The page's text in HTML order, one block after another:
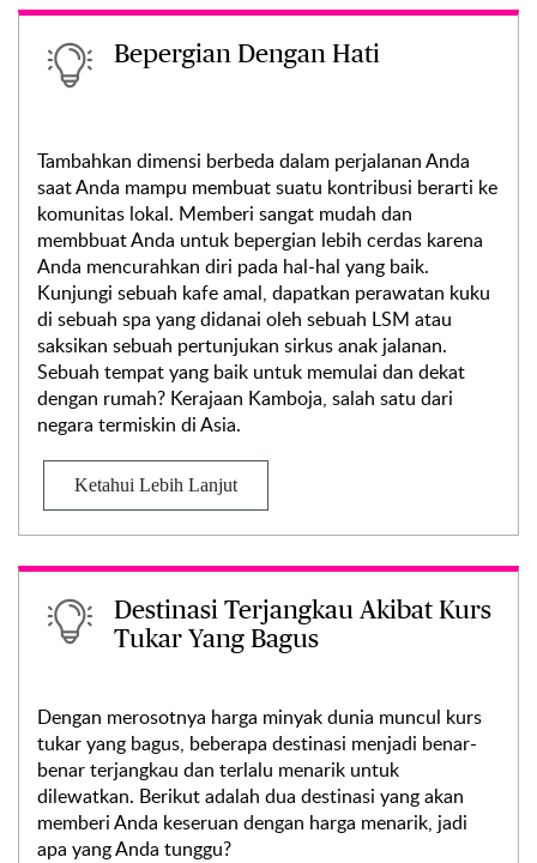
Bepergian Dengan Hati
Tambahkan dimensi berbeda dalam perjalanan Anda
saat Anda mampu membuat suatu kontribusi berarti ke
komunitas lokal. Memberi sangat mudah dan
membbuat Anda untuk bepergian lebih cerdas karena
Anda mencurahkan diri pada hal-hal yang baik.
Kunjungi sebuah kafe amal, dapatkan perawatan kuku
di sebuah spa yang didanai oleh sebuah LSM atau
saksikan sebuah pertunjukan sirkus anak jalanan.
Sebuah tempat yang baik untuk memulai dan dekat
dengan rumah? Kerajaan Kamboja, salah satu dari
negara termiskin di Asia.
Ketahui Lebih Lanjut
Destinasi Terjangkau Akibat Kurs
Tukar Yang Bagus
Dengan merosotnya harga minyak dunia muncul kurs
tukar yang bagus, beberapa destinasi menjadi benar-
benar terjangkau dan terlalu menarik untuk
dilewatkan. Berikut adalah dua destinasi yang akan
memberi Anda keseruan dengan harga menarik, jadi
apa yang Anda tunggu?